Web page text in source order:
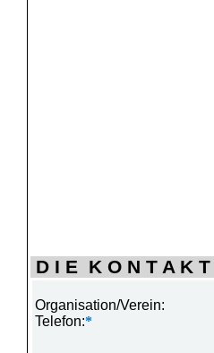
D I E K O N T A K
Organisation/Verein:
Telefon:*